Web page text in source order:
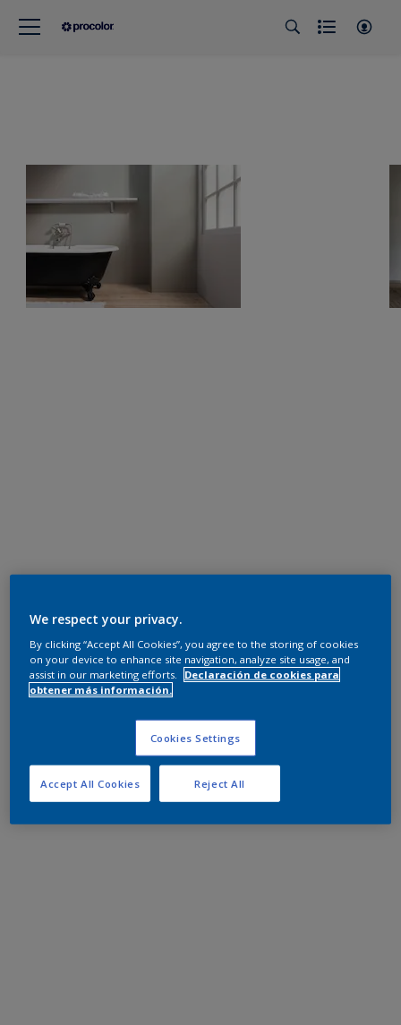
We respect your privacy.
By clicking “Accept All Cookies”, you agree to the storing of cookies
on your device to enhance site navigation, analyze site usage, and
assist in our marketing efforts.
Declaración de cookies para
obtener más información.
Cookies Settings
Reject All
Accept All Cookies